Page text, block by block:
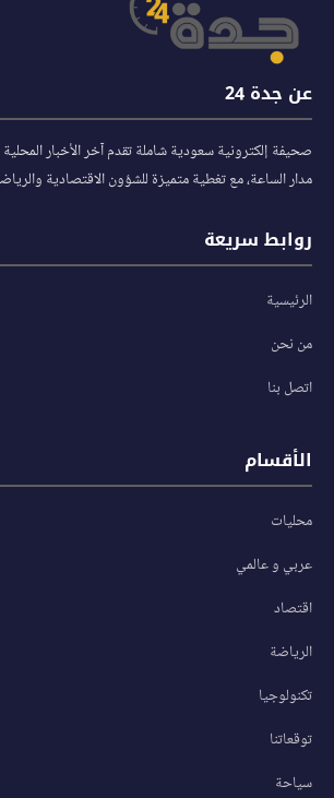
عن جدة 24
صحيفة إلكترونية سعودية شاملة تقدم آخر الأخبار المحلية
مدار الساعة، مع تغطية متميزة للشؤون الاقتصادية
روابط سريعة
الرئيسية
من نحن
اتصل بنا
الأقسام
محليات
عربي و عالمي
اقتصاد
الرياضة
تكنولوجيا
توقعاتنا
سياحة